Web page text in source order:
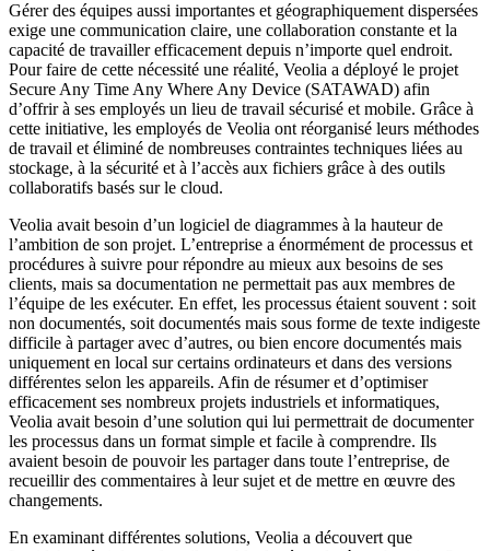
Gérer des équipes aussi importantes et géographiquement dispersées
exige une communication claire, une collaboration constante et la
capacité de travailler efficacement depuis n’importe quel endroit.
Pour faire de cette nécessité une réalité, Veolia a déployé le projet
Secure Any Time Any Where Any Device (SATAWAD) afin
d’offrir à ses employés un lieu de travail sécurisé et mobile. Grâce à
cette initiative, les employés de Veolia ont réorganisé leurs méthodes
de travail et éliminé de nombreuses contraintes techniques liées au
stockage, à la sécurité et à l’accès aux fichiers grâce à des outils
collaboratifs basés sur le cloud.
Veolia avait besoin d’un logiciel de diagrammes à la hauteur de
l’ambition de son projet. L’entreprise a énormément de processus et
procédures à suivre pour répondre au mieux aux besoins de ses
clients, mais sa documentation ne permettait pas aux membres de
l’équipe de les exécuter. En effet, les processus étaient souvent : soit
non documentés, soit documentés mais sous forme de texte indigeste
difficile à partager avec d’autres, ou bien encore documentés mais
uniquement en local sur certains ordinateurs et dans des versions
différentes selon les appareils. Afin de résumer et d’optimiser
efficacement ses nombreux projets industriels et informatiques,
Veolia avait besoin d’une solution qui lui permettrait de documenter
les processus dans un format simple et facile à comprendre. Ils
avaient besoin de pouvoir les partager dans toute l’entreprise, de
recueillir des commentaires à leur sujet et de mettre en œuvre des
changements.
En examinant différentes solutions, Veolia a découvert que